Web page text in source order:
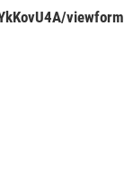
viewform